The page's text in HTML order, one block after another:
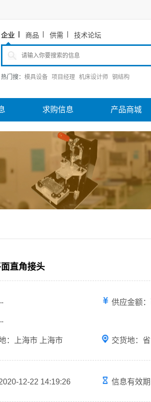
企业 商品 供需 技术论坛
热门搜： 模具设备 项目经理 机床设计师 钢结构
求购信息 产品商城
直角接头
供应金额
：上海市 上海市 交货地：
12-22 14:19:26 信息有效期